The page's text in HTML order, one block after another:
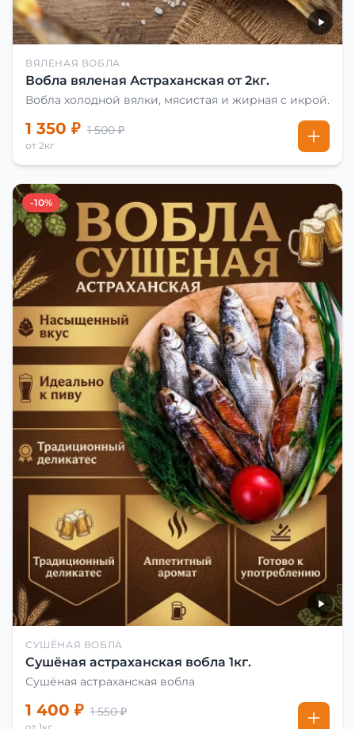
ВЯЛЕНАЯ ВОБЛА
Вобла вяленая Астраханская от 2кг.
Вобла холодной вялки, мясистая и жирная с икрой.
1 350 ₽ 1 500 ₽
от 2кг
-10%
СУШЁНАЯ ВОБЛА
Сушёная астраханская вобла 1кг.
Сушёная астраханская вобла
1 400 ₽ 1 550 ₽